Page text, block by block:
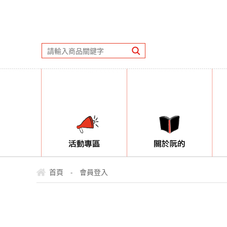
首頁 - 會員登入